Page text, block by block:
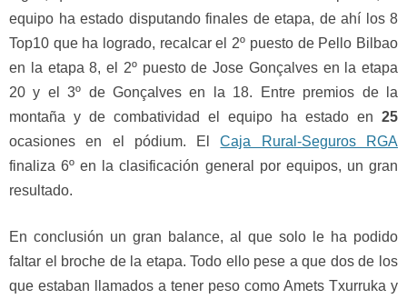
equipo ha estado disputando finales de etapa, de ahí los 8
Top10 que ha logrado, recalcar el 2º puesto de Pello Bilbao
en la etapa 8, el 2º puesto de Jose Gonçalves en la etapa
20 y el 3º de Gonçalves en la 18. Entre premios de la
montaña y de combatividad el equipo ha estado en 25
ocasiones en el pódium. ElCaja Rural-Seguros RGA
finaliza 6º en la clasificación general por equipos, un gran
resultado.
En conclusión un gran balance, al que solo le ha podido
faltar el broche de la etapa. Todo ello pese a que dos de los
que estaban llamados a tener peso como Amets Txurruka y